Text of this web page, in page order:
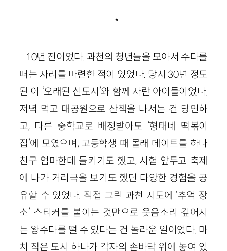
*
10년 전이었다. 과천의 청년들을 모아서 수다를
떠는 자리를 마련한 적이 있었다. 당시 30년 정도
된 이 ‘오래된 신도시’와 함께 자란 아이들이었다.
저녁 먹고 대공원으로 산책을 나서는 건 당연하
고, 다른 중학교로 배정받아도 ‘형태네 떡볶이
집’에 모였으며, 고등학생 때 몰래 데이트를 하다
친구 엄마한테 들키기도 했고, 시험 앞두고 축제
에 나가 거리극을 보기도 했던 다양한 경험을 공
유할 수 있었다. 직접 그린 과천 지도에 ‘추억 장
소’ 스티커를 붙이는 것만으로 웃음소리 깊어지
는 왕수다를 떨 수 있다는 건 놀라운 일이었다. 마
치 작은 도시 하나가 각자의 손바닥 위에 놓여 있